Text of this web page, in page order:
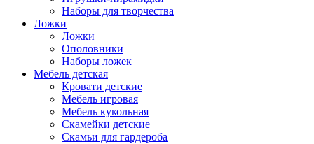
Наборы для творчества
Ложки
Ложки
Ополовники
Наборы ложек
Мебель детская
Кровати детские
Мебель игровая
Мебель кукольная
Скамейки детские
Скамьи для гардероба